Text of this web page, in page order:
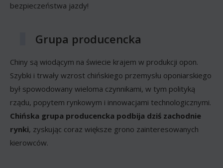
bezpieczeństwa jazdy!
Grupa producencka
Chiny są wiodącym na świecie krajem w produkcji opon.
Szybki i trwały wzrost chińskiego przemysłu oponiarskiego
był spowodowany wieloma czynnikami, w tym polityką
rządu, popytem rynkowym i innowacjami technologicznymi.
Chińska grupa producencka podbija dziś zachodnie
rynki, zyskując coraz większe grono zainteresowanych
kierowców.